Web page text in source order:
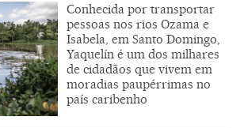
Conhecida por transportar
pessoas nos rios Ozama e
Isabela, em Santo Domingo,
Yaquelín é um dos milhares
de cidadãos que vivem em
moradias paupérrimas no
país caribenho